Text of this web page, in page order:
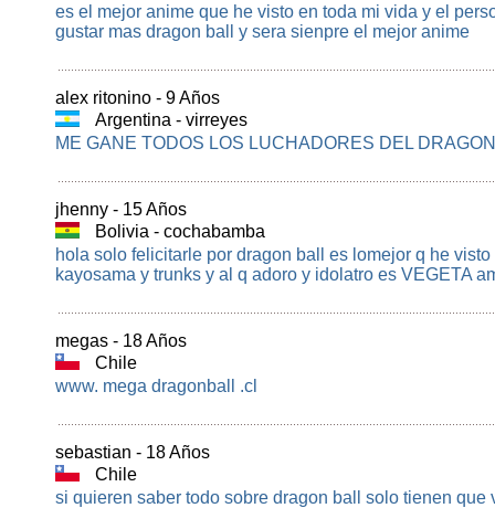
es el mejor anime que he visto en toda mi vida y el
gustar mas dragon ball y sera sienpre el mejor anime
alex ritonino - 9 Años
Argentina - virreyes
ME GANE TODOS LOS LUCHADORES DEL
jhenny - 15 Años
Bolivia - cochabamba
hola solo felicitarle por dragon ball es lomejor q he
kayosama y trunks y al q adoro y idolatro es VEGETA
megas - 18 Años
Chile
www. mega dragonball .cl
sebastian - 18 Años
Chile
si quieren saber todo sobre dragon ball solo tienen